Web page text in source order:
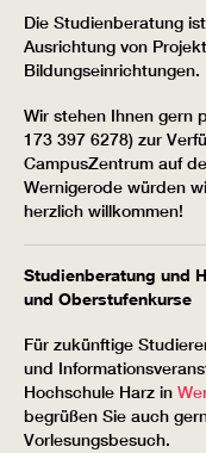
Die Studienberatung
Ausrichtung von
Bildungseinrichtungen.
Wir stehen Ihnen gern
173 397 6278) zur
CampusZentrum auf
Wernigerode würden
herzlich willkommen!
Studienberatung und
und Oberstufenkurse
Für zukünftige
und
Hochschule Harz in
begrüßen Sie auch
Vorlesungsbesuch.